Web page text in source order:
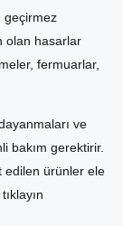
geçirmez
olan hasarlar
fermuarlar,
ve
bakım gerektirir.
edilen ürünler ele